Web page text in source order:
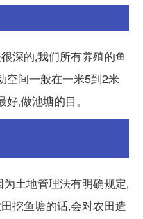
深的,我们所有养殖的鱼
空间一般在一米5到2米
,做池塘的目。
土地管理法有明确规定,
挖鱼塘的话,会对农田造